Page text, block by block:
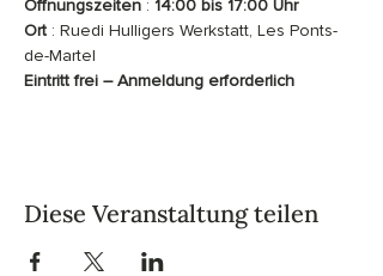
Öffnungszeiten : 14:00 bis 17:00 Uhr
Ort : Ruedi Hulligers Werkstatt, Les Ponts-
de-Martel
Eintritt frei – Anmeldung erforderlich
Diese Veranstaltung teilen